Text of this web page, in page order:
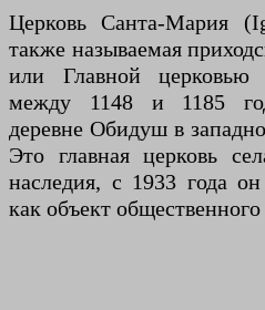
Церковь Санта-Мария
также называемая
или Главной церковью
между 1148 и 1185
деревне Обидуш в
Это главная церковь
наследия, с 1933 года
как объект общественного